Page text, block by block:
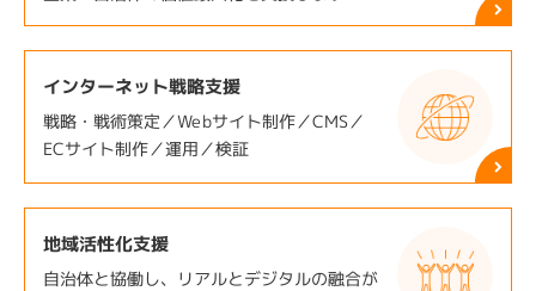
インターネット戦略支援
戦略・戦術策定／Webサイト制作／CMS／
ECサイト制作／運用／検証
地域活性化支援
自治体と協働し、リアルとデジタルの融合が